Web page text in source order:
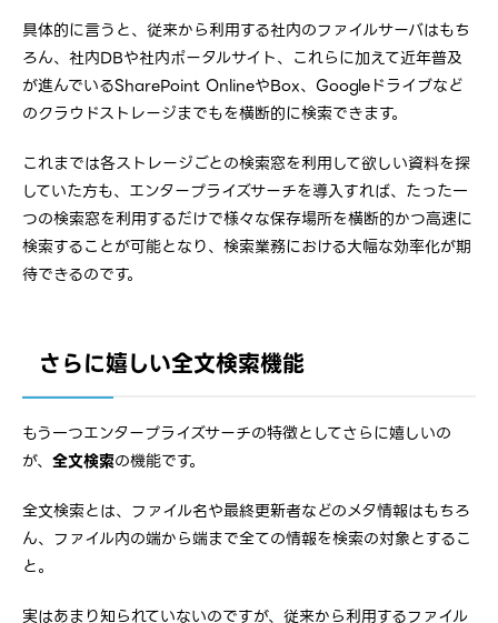
具体的に言うと、従来から利用する社内のファイルサーバはもち
ろん、社内DBや社内ポータルサイト、これらに加えて近年普及
が進んでいるSharePoint OnlineやBox、Googleドライブなど
のクラウドストレージまでもを横断的に検索できます。
これまでは各ストレージごとの検索窓を利用して欲しい資料を探
していた方も、エンタープライズサーチを導入すれば、たった一
つの検索窓を利用するだけで様々な保存場所を横断的かつ高速に
検索することが可能となり、検索業務における大幅な効率化が期
待できるのです。
さらに嬉しい全文検索機能
もう一つエンタープライズサーチの特徴としてさらに嬉しいの
が、 全文検索の機能です。
全文検索とは、ファイル名や最終更新者などのメタ情報はもちろ
ん、ファイル内の端から端まで全ての情報を検索の対象とするこ
と。
実はあまり知られていないのですが、従来から利用するファイル